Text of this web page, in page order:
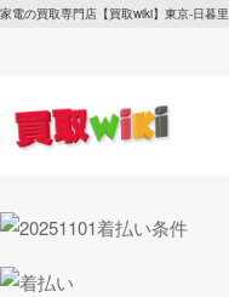
家電の買取専門店【買取wiki】東京-日暮里